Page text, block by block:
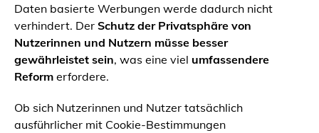
Daten basierte Werbungen werde dadurch nicht
verhindert. Der Schutz der Privatsphäre von
Nutzerinnen und Nutzern müsse besser
gewährleistet sein, was eine viel umfassendere
Reform erfordere.
Ob sich Nutzerinnen und Nutzer tatsächlich
ausführlicher mit Cookie-Bestimmungen